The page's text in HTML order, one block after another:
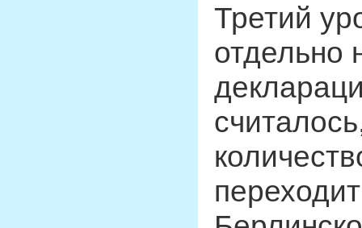
Третий
отдельно